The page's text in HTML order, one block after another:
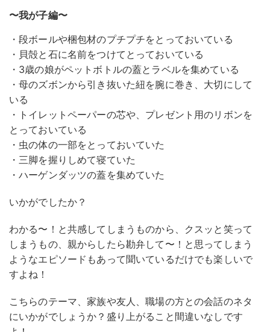
〜我が子編〜
・段ボールや梱包材のプチプチをとっておいている
・貝殻と石に名前をつけてとっておいている
・3歳の娘がペットボトルの蓋とラベルを集めている
・母のズボンから引き抜いた紐を腕に巻き、大切にして
いる
・トイレットペーパーの芯や、プレゼント用のリボンを
とっておいている
・虫の体の一部をとっておいていた
・三脚を握りしめて寝ていた
・ハーゲンダッツの蓋を集めていた
いかがでしたか？
わかる〜！と共感してしまうものから、クスッと笑って
しまうもの、親からしたら勘弁して〜！と思ってしまう
ようなエピソードもあって聞いているだけでも楽しいで
すよね！
こちらのテーマ、家族や友人、職場の方との会話のネタ
にいかがでしょうか？盛り上がること間違いなしです